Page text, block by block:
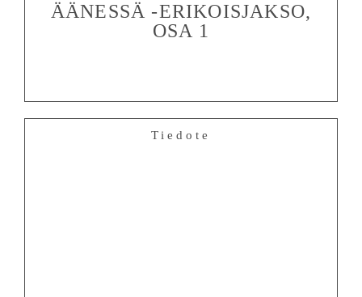
ÄÄNESSÄ -ERIKOISJAKSO,
OSA 1
Tiedote